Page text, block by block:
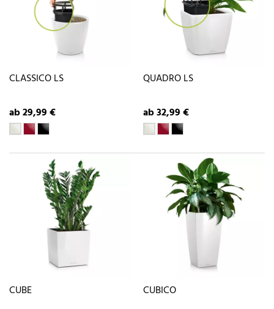
CLASSICO LS
ab 29,99 €
QUADRO LS
ab 32,99 €
CUBE CUBICO